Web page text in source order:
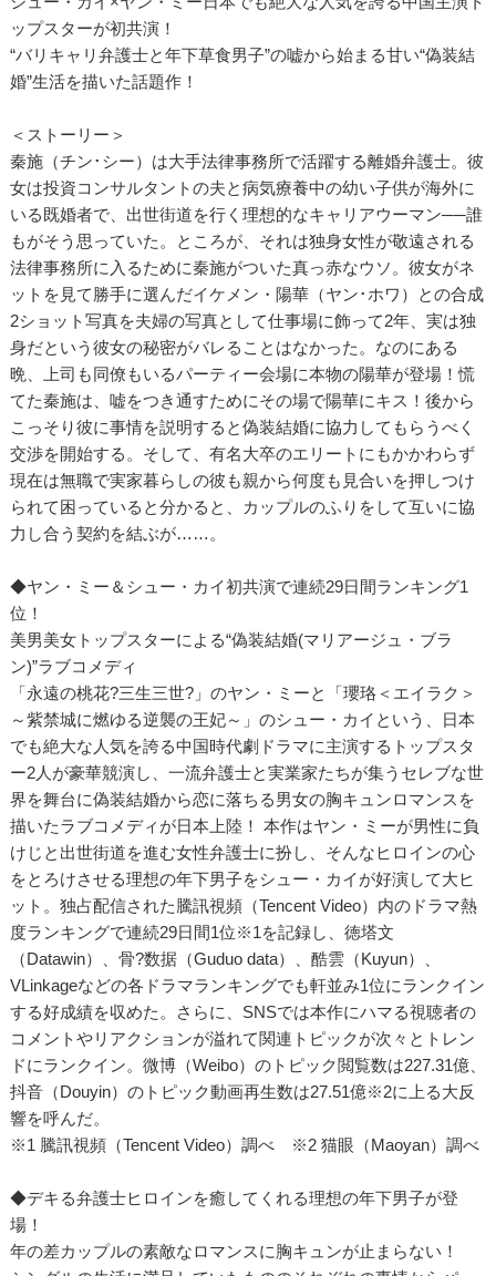
ップスターが初共演！
“バリキャリ弁護士と年下草食男子”の嘘から始まる甘い“偽装結
婚”生活を描いた話題作！
＜ストーリー＞
秦施（チン･シー）は大手法律事務所で活躍する離婚弁護士。彼
女は投資コンサルタントの夫と病気療養中の幼い子供が海外に
いる既婚者で、出世街道を行く理想的なキャリアウーマン──誰
もがそう思っていた。ところが、それは独身女性が敬遠される
法律事務所に入るために秦施がついた真っ赤なウソ。彼女がネ
ットを見て勝手に選んだイケメン・陽華（ヤン･ホワ）との合成
2ショット写真を夫婦の写真として仕事場に飾って2年、実は独
身だという彼女の秘密がバレることはなかった。なのにある
晩、上司も同僚もいるパーティー会場に本物の陽華が登場！慌
てた秦施は、嘘をつき通すためにその場で陽華にキス！後から
こっそり彼に事情を説明すると偽装結婚に協力してもらうべく
交渉を開始する。そして、有名大卒のエリートにもかかわらず
現在は無職で実家暮らしの彼も親から何度も見合いを押しつけ
られて困っていると分かると、カップルのふりをして互いに協
力し合う契約を結ぶが……。
◆ヤン・ミー＆シュー・カイ初共演で連続29日間ランキング1
位！
美男美女トップスターによる“偽装結婚(マリアージュ・ブラ
ン)”ラブコメディ
「永遠の桃花?三生三世?」のヤン・ミーと「瓔珞＜エイラク＞
～紫禁城に燃ゆる逆襲の王妃～」のシュー・カイという、日本
でも絶大な人気を誇る中国時代劇ドラマに主演するトップスタ
ー2人が豪華競演し、一流弁護士と実業家たちが集うセレブな世
界を舞台に偽装結婚から恋に落ちる男女の胸キュンロマンスを
描いたラブコメディが日本上陸！ 本作はヤン・ミーが男性に負
けじと出世街道を進む女性弁護士に扮し、そんなヒロインの心
をとろけさせる理想の年下男子をシュー・カイが好演して大ヒ
ット。独占配信された騰訊視頻（Tencent Video）内のドラマ熱
度ランキングで連続29日間1位※1を記録し、徳塔文
（Datawin）、骨?数据（Guduo data）、酷雲（Kuyun）、
VLinkageなどの各ドラマランキングでも軒並み1位にランクイン
する好成績を収めた。さらに、SNSでは本作にハマる視聴者の
コメントやリアクションが溢れて関連トピックが次々とトレン
ドにランクイン。微博（Weibo）のトピック閲覧数は227.31億、
抖音（Douyin）のトピック動画再生数は27.51億※2に上る大反
響を呼んだ。
※1 騰訊視頻（Tencent Video）調べ ※2 猫眼（Maoyan）調べ
◆デキる弁護士ヒロインを癒してくれる理想の年下男子が登
場！
年の差カップルの素敵なロマンスに胸キュンが止まらない！